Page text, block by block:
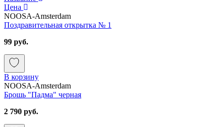
Цена
NOOSA-Amsterdam
Поздравительная открытка № 1
99 руб.
В корзину
NOOSA-Amsterdam
Брошь "Падма" черная
2 790 руб.